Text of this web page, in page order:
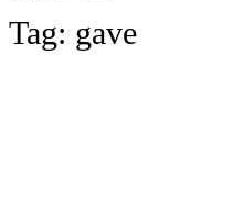
Tag: gave